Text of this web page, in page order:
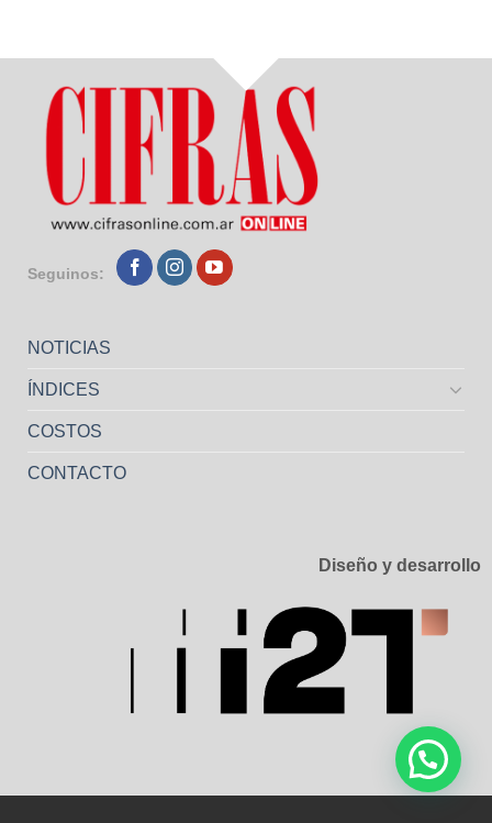
Seguinos:
NOTICIAS
ÍNDICES
COSTOS
CONTACTO
Diseño y desarrollo